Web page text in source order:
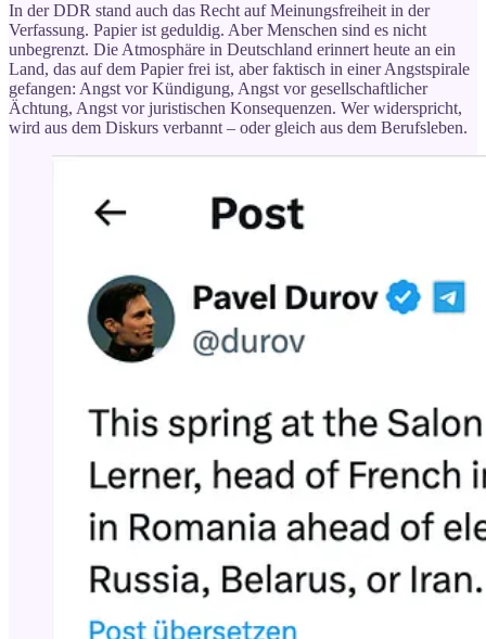
In der DDR stand auch das Recht auf Meinungsfreiheit in der
Verfassung. Papier ist geduldig. Aber Menschen sind es nicht
unbegrenzt. Die Atmosphäre in Deutschland erinnert heute an ein
Land, das auf dem Papier frei ist, aber faktisch in einer Angstspirale
gefangen: Angst vor Kündigung, Angst vor gesellschaftlicher
Ächtung, Angst vor juristischen Konsequenzen. Wer widerspricht,
wird aus dem Diskurs verbannt – oder gleich aus dem Berufsleben.